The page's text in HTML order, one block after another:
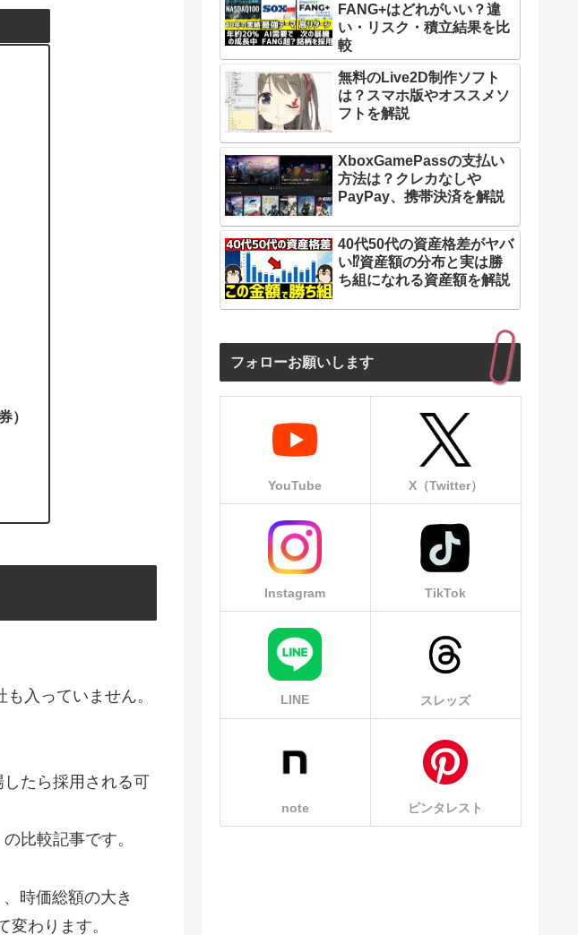
）
入っていません。
たら採用される可
比較記事です。
時価総額の大き
わります。
FANG+はどれがいい？違
い・リスク・積立結果を比
較
無料のLive2D制作ソフト
は？スマホ版やオススメソ
フトを解説
XboxGamePassの支払い
方法は？クレカなしや
PayPay、携帯決済を解説
40代50代の資産格差がヤバ
い⁉︎資産額の分布と実は勝
ち組になれる資産額を解説
フォローお願いします
YouTube X（Twitter）
Instagram TikTok
LINE スレッズ
note ピンタレスト